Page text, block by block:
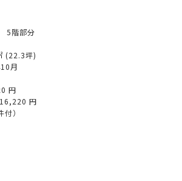
5階部分
(22.3坪)
月
円
円
）